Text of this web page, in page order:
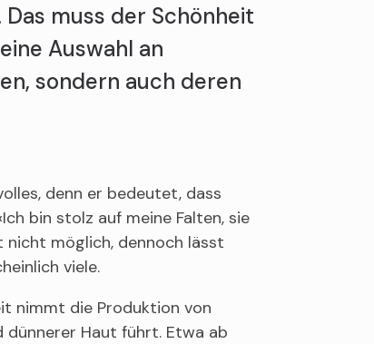
muss der Schönheit
Auswahl an
sondern auch deren
denn er bedeutet, dass
bin stolz auf meine Falten, sie
nicht möglich, dennoch lässt
viele.
nimmt die Produktion von
dünnerer Haut führt. Etwa ab